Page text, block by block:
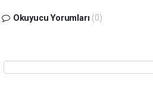
Okuyucu Yorumları (0)